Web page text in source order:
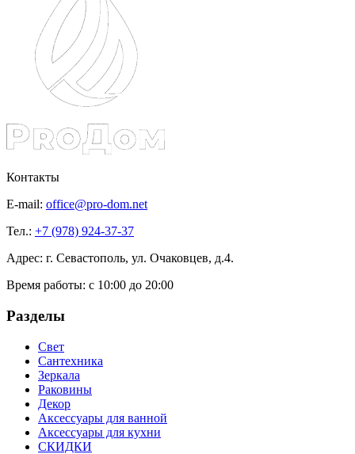
Контакты
E-mail: office@pro-dom.net
Тел.: +7 (978) 924-37-37
Адрес: г. Севастополь, ул. Очаковцев, д.4.
Время работы: с 10:00 до 20:00
Разделы
Свет
Сантехника
Зеркала
Раковины
Декор
Аксессуары для ванной
Аксессуары для кухни
СКИДКИ